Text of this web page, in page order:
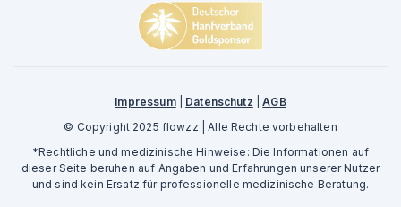
Impressum| Datenschutz |AGB
© Copyright 2025 flowzz | Alle Rechte vorbehalten
*Rechtliche und medizinische Hinweise: Die Informationen auf
dieser Seite beruhen auf Angaben und Erfahrungen unserer Nutzer
und sind kein Ersatz für professionelle medizinische Beratung.